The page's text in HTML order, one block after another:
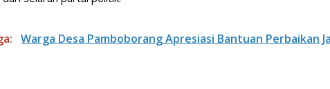
Warga Desa Pamboborang Apresiasi Bantuan Perbaikan